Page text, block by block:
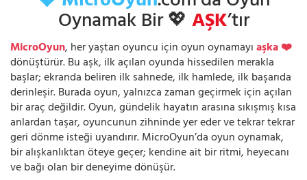
Oynamak Bir 💖AŞK’tır
MicroOyun, her yaştan oyuncu için oyun oynamayıaşka ❤️
dönüştürür. Bu aşk, ilk açılan oyunda hissedilen merakla
başlar; ekranda beliren ilk sahnede, ilk hamlede, ilk başarıda
derinleşir. Burada oyun, yalnızca zaman geçirmek için açılan
bir araç değildir. Oyun, gündelik hayatın arasına sıkışmış kısa
anlardan taşar, oyuncunun zihninde yer eder ve tekrar tekrar
geri dönme isteği uyandırır. MicroOyun’da oyun oynamak,
bir alışkanlıktan öteye geçer; kendine ait bir ritmi, heyecanı
ve bağı olan bir deneyime dönüşür.